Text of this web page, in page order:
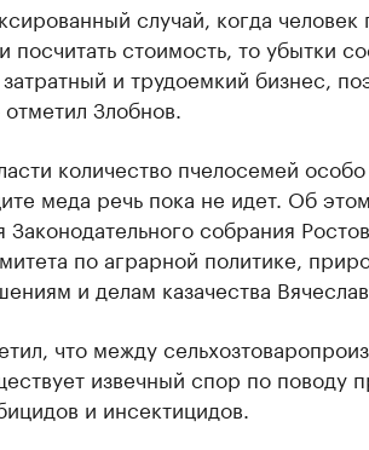
случай, когда человек
посчитать стоимость, то убытки
и трудоемкий бизнес,
Злобнов.
количество пчелосемей
меда речь пока не идет. Об
Законодательного собрания
по аграрной политике,
и делам казачества
что между
извечный спор по поводу
и инсектицидов.